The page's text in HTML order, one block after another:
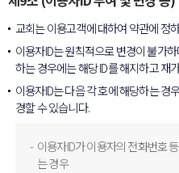
교회는 이용고객에 대하여 약관에 정
이용자ID는 원칙적으로 변경이 불가
하는 경우에는 해당 ID를 해지하고 재
이용자ID는 다음 각 호에 해당하는 경
경할 수 있습니다.
이용자ID가 이용자의 전화번호
는 경우